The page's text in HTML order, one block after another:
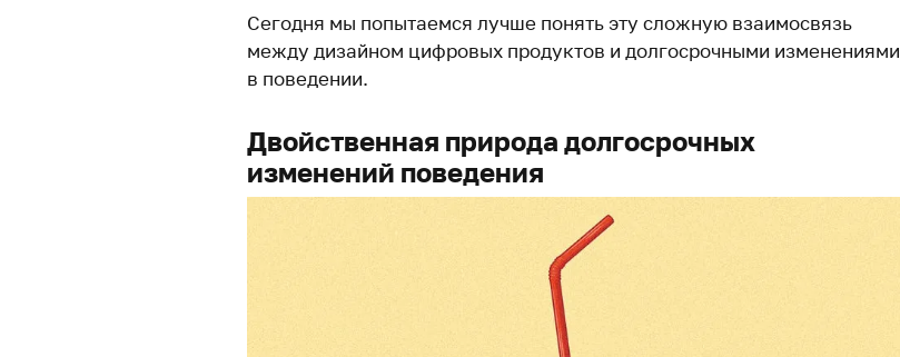
Сегодня мы попытаемся лучше понять эту сложную взаимосвязь
между дизайном цифровых продуктов и долгосрочными изменениями
в поведении.
Двойственная природа долгосрочных
изменений поведения